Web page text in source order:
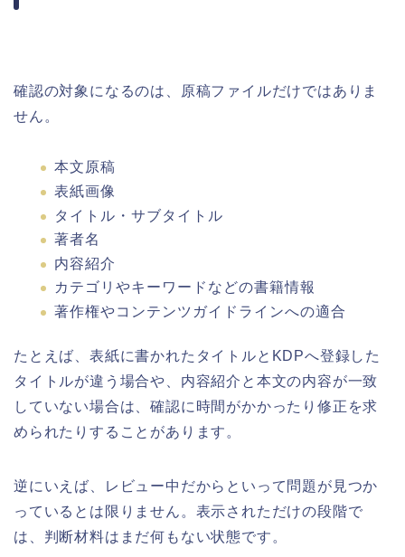
確認の対象になるのは、原稿ファイルだけではありま
せん。
本文原稿
表紙画像
タイトル・サブタイトル
著者名
内容紹介
カテゴリやキーワードなどの書籍情報
著作権やコンテンツガイドラインへの適合
たとえば、表紙に書かれたタイトルとKDPへ登録した
タイトルが違う場合や、内容紹介と本文の内容が一致
していない場合は、確認に時間がかかったり修正を求
められたりすることがあります。
逆にいえば、レビュー中だからといって問題が見つか
っているとは限りません。表示されただけの段階で
は、判断材料はまだ何もない状態です。